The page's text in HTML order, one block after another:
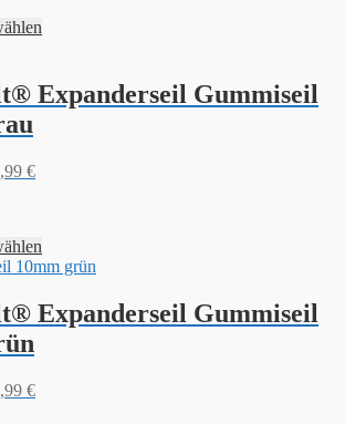
Expanderseil Gummiseil
€
Expanderseil Gummiseil
€